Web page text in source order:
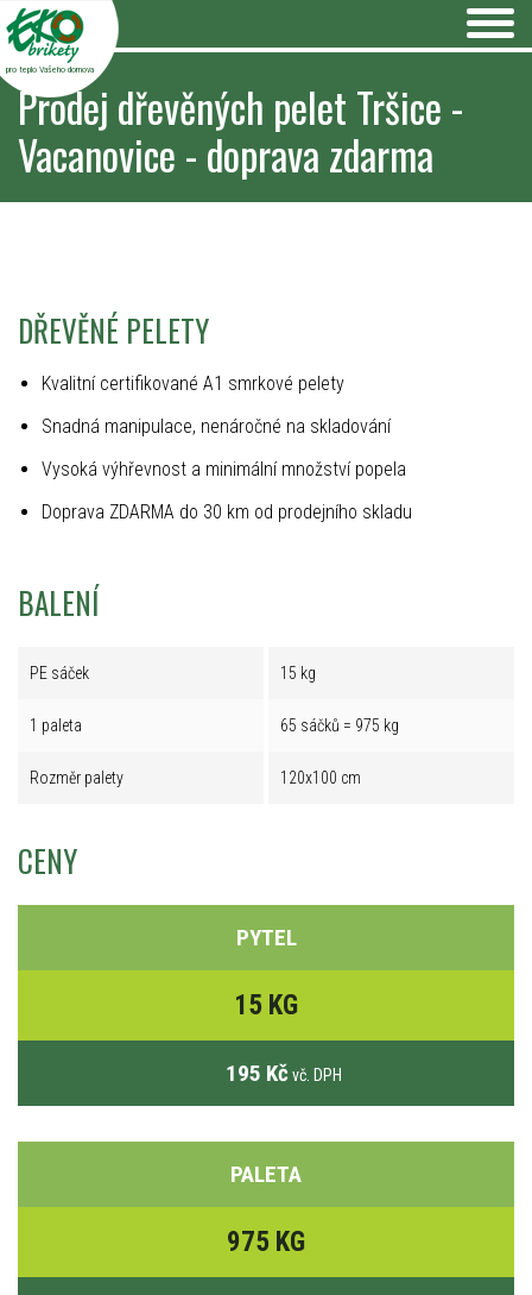
pro teplo Vašeho domova
Prodej dřevěných pelet Tršice -
Vacanovice - doprava zdarma
DŘEVĚNÉ PELETY
Kvalitní certifikované A1 smrkové pelety
Snadná manipulace, nenáročné na skladování
Vysoká výhřevnost a minimální množství popela
Doprava ZDARMA do 30 km od prodejního skladu
BALENÍ
PE sáček 15 kg
1 paleta 65 sáčků = 975 kg
Rozměr palety 120x100 cm
CENY
PYTEL
15 KG
195 Kč vč. DPH
PALETA
975 KG